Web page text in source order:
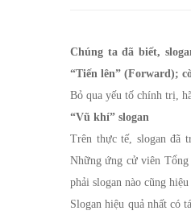
và
chính
trường
Chúng ta đã biết,
“Tiến lên” (Forward);
Bỏ qua yếu tố chính trị,
“Vũ khí” slogan
Trên thực tế, slogan đã
Những ứng cử viên
phải slogan nào cũng hiệu
Slogan hiệu quả nhất có